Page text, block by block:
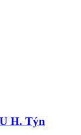
H. Týn